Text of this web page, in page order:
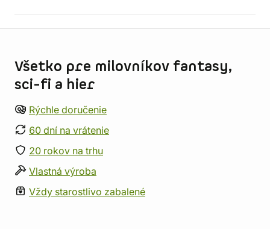
Všetko pre milovníkov fantasy,
sci-fi a hier
Rýchle doručenie
60 dní na vrátenie
20 rokov na trhu
Vlastná výroba
Vždy starostlivo zabalené